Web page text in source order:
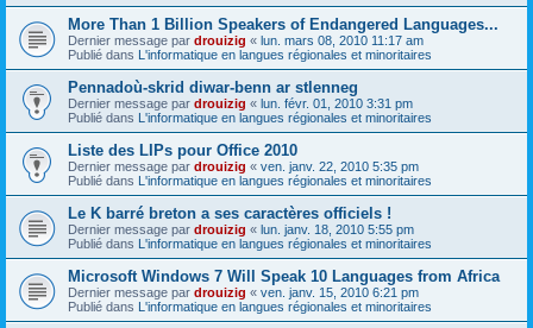
More Than 1 Billion Speakers of Endangered Languages...
Dernier message par drouizig « lun. mars 08, 2010 11:17 am
Publié dans L'informatique en langues régionales et minoritaires
Pennadoù-skrid diwar-benn ar stlenneg
Dernier message par drouizig « lun. févr. 01, 2010 3:31 pm
Publié dans L'informatique en langues régionales et minoritaires
Liste des LIPs pour Office 2010
Dernier message par drouizig « ven. janv. 22, 2010 5:35 pm
Publié dans L'informatique en langues régionales et minoritaires
Le K barré breton a ses caractères officiels !
Dernier message par drouizig « lun. janv. 18, 2010 5:55 pm
Publié dans L'informatique en langues régionales et minoritaires
Microsoft Windows 7 Will Speak 10 Languages from Africa
Dernier message par drouizig « ven. janv. 15, 2010 6:21 pm
Publié dans L'informatique en langues régionales et minoritaires